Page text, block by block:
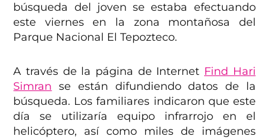
búsqueda del joven se estaba efectuando
este viernes en la zona montañosa del
Parque Nacional El Tepozteco.
A través de la página de Internet Find Hari
Simran se están difundiendo datos de la
búsqueda. Los familiares indicaron que este
día se utilizaría equipo infrarrojo en el
helicóptero, así como miles de imágenes